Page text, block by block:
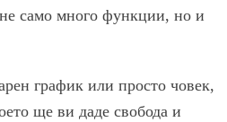
не само много функции, но и
график или просто човек,
ще ви даде свобода и